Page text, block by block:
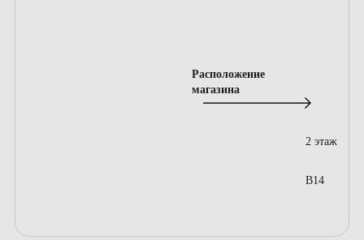
Расположение
магазина
2 этаж
B14